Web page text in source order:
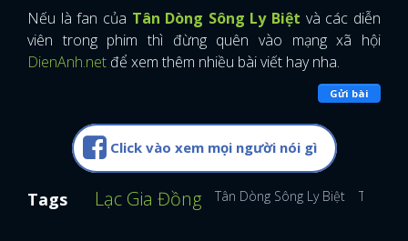
Nếu là fan của Tân Dòng Sông Ly Biệt và các diễn
viên trong phim thì đừng quên vào mạng xã hội
DienAnh.net để xem thêm nhiều bài viết hay nha.
Gửi bài
Click vào xem mọi người nói gì
Tags Lạc Gia Đồng Tân Dòng Sông Ly Biệt Triệu Vy